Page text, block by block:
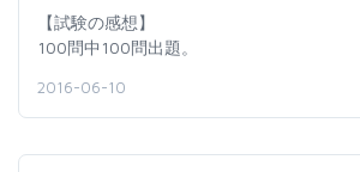
【試験の感想】
100問中100問出題。
2016-06-10